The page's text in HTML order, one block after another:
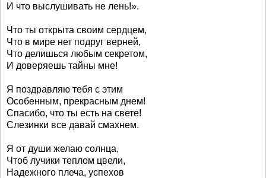
И что выслушивать не лень!».
Что ты открыта своим сердцем,
Что в мире нет подруг верней,
Что делишься любым секретом,
И доверяешь тайны мне!
Я поздравляю тебя с этим
Особенным, прекрасным днем!
Спасибо, что ты есть на свете!
Слезинки все давай смахнем.
Я от души желаю солнца,
Чтоб лучики теплом цвели,
Надежного плеча, успехов